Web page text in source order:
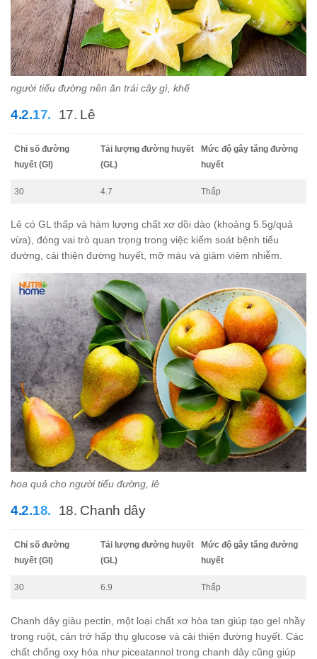
người tiểu đường nên ăn trái cây gì, khế
17. Lê
Chỉ số đường
huyết (GI)
Tải lượng đường huyết
(GL)
Mức độ gây tăng đường
huyết
30 4.7 Thấp
Lê có GL thấp và hàm lượng chất xơ dồi dào (khoảng 5.5g/quả
vừa), đóng vai trò quan trọng trong việc kiểm soát bệnh tiểu
đường, cải thiện đường huyết, mỡ máu và giảm viêm nhiễm.
hoa quả cho người tiểu đường, lê
18. Chanh dây
Chỉ số đường
huyết (GI)
Tải lượng đường huyết
(GL)
Mức độ gây tăng đường
huyết
30 6.9 Thấp
Chanh dây giàu pectin, một loại chất xơ hòa tan giúp tạo gel nhầy
trong ruột, cản trở hấp thụ glucose và cải thiện đường huyết. Các
chất chống oxy hóa như piceatannol trong chanh dây cũng giúp